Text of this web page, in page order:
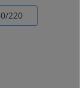
220
Wert